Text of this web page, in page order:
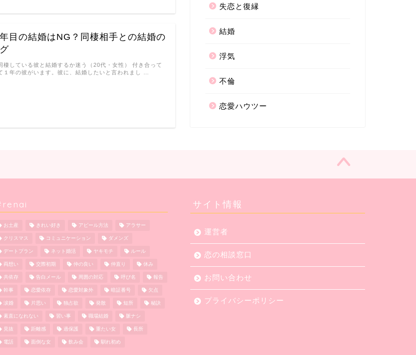
目の結婚はNG？同棲相手との結婚の
棲している彼と結婚するか迷う（20代・女性） 付き合って
１年の彼がいます。彼に、結婚したいと言われまし …
失恋と復縁
結婚
浮気
不倫
恋愛ハウツー
お土産 きれい好き アピール方法 アラサー
クリスマス コミュニケーション ダメンズ
デートプラン ネット婚活 ヤキモチ ルール
両想い 交際初期 仲の良い 仲直り 休み
共依存 告白メール 周囲の対応 呼び名 報告
幹事 恋愛依存 恋愛対象外 暗証番号 欠点
涙婚 片思い 独占欲 発散 短所 秘訣
素直になれない 習い事 職場結婚 脈ナシ
見抜 距離感 過保護 重たい女 長所
電話 面倒な女 飲み会 馴れ初め
サイト情報
運営者
恋の相談窓口
お問い合わせ
プライバシーポリシー